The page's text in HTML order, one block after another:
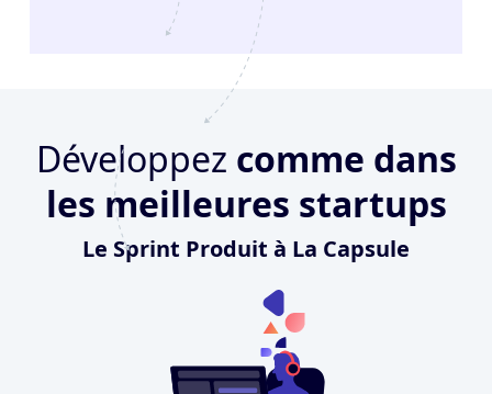
Développez comme dans
les meilleures startups
Le Sprint Produit à La Capsule